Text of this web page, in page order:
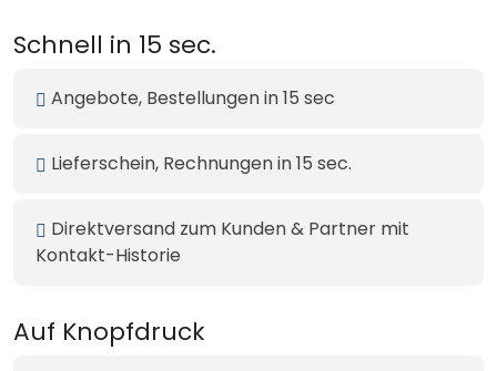
Schnell in 15 sec.
Angebote, Bestellungen in 15 sec
Lieferschein, Rechnungen in 15 sec.
Direktversand zum Kunden & Partner mit
Kontakt-Historie
Auf Knopfdruck